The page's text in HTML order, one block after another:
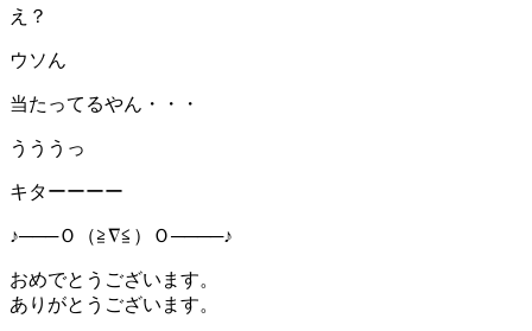
え？
ウソん
当たってるやん・・・
うううっ
キターーーー
♪───Ｏ（≧∇≦）Ｏ────♪
おめでとうございます。
ありがとうございます。